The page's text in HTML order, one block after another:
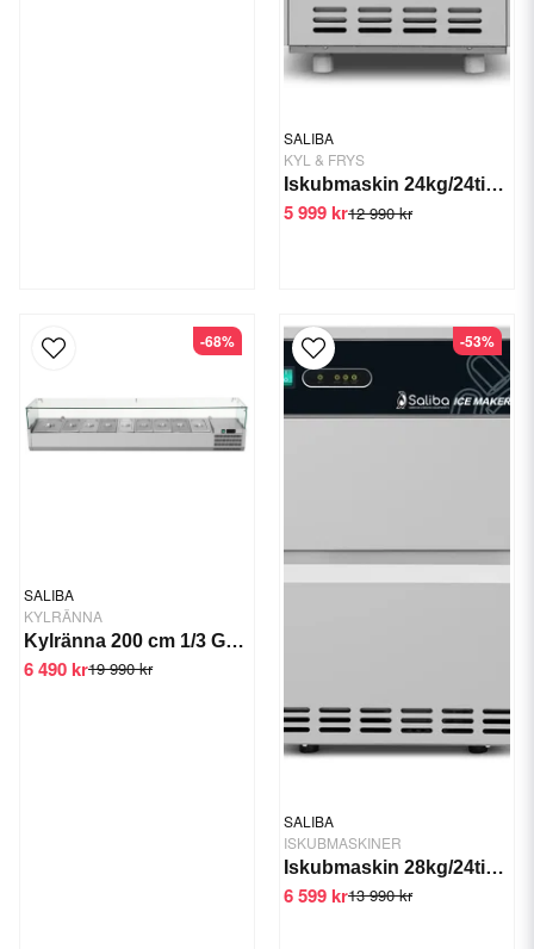
SALIBA
KYL & FRYS
Iskubmaskin 24kg/24tim GTS-IM-20
12 990 kr
5 999 kr
SALIBA
KYLRÄNNA
Kylränna 200 cm 1/3 GN GTS-VRX2000
19 990 kr
6 490 kr
-68%
SALIBA
ISKUBMASKINER
Iskubmaskin 28kg/24tim GTS-IM-26
13 990 kr
6 599 kr
-53%